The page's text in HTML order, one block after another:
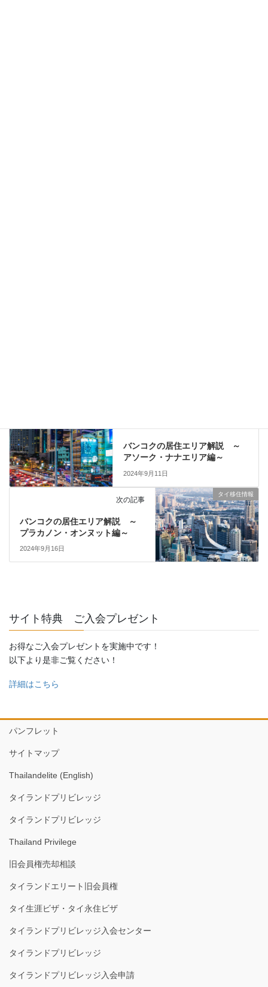
バンコクの居住エリア解説 ～
アソーク・ナナエリア編～
2024年9月11日
タイ移住情報
次の記事
バンコクの居住エリア解説 ～
プラカノン・オンヌット編～
2024年9月16日
サイト特典 ご入会プレゼント
お得なご入会プレゼントを実施中です！
以下より是非ご覧ください！
詳細はこちら
パンフレット
サイトマップ
Thailandelite (English)
タイランドプリビレッジ
タイランドプリビレッジ
Thailand Privilege
旧会員権売却相談
タイランドエリート旧会員権
タイ生涯ビザ・タイ永住ビザ
タイランドプリビレッジ入会センター
タイランドプリビレッジ
タイランドプリビレッジ入会申請